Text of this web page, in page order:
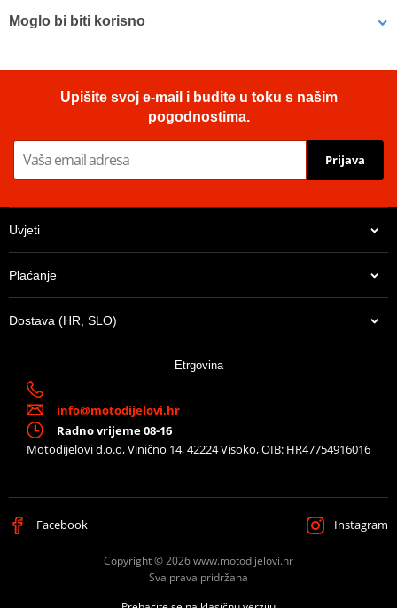
Moglo bi biti korisno
U centralnom skladištu
Upišite svoj e-mail i budite u toku s našim
pogodnostima.
Prijava
Uvjeti
Plaćanje
Dostava (HR, SLO)
Etrgovina
info@motodijelovi.hr
Radno vrijeme 08-16
Motodijelovi d.o.o, Vinično 14, 42224 Visoko, OIB: HR47754916016
Facebook Instagram
Copyright © 2026 www.motodijelovi.hr
Sva prava pridržana